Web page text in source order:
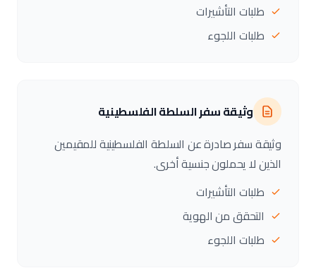
طلبات التأشيرات
طلبات اللجوء
وثيقة سفر السلطة الفلسطينية
وثيقة سفر صادرة عن السلطة الفلسطينية للمقيمين
الذين لا يحملون جنسية أخرى.
طلبات التأشيرات
التحقق من الهوية
طلبات اللجوء